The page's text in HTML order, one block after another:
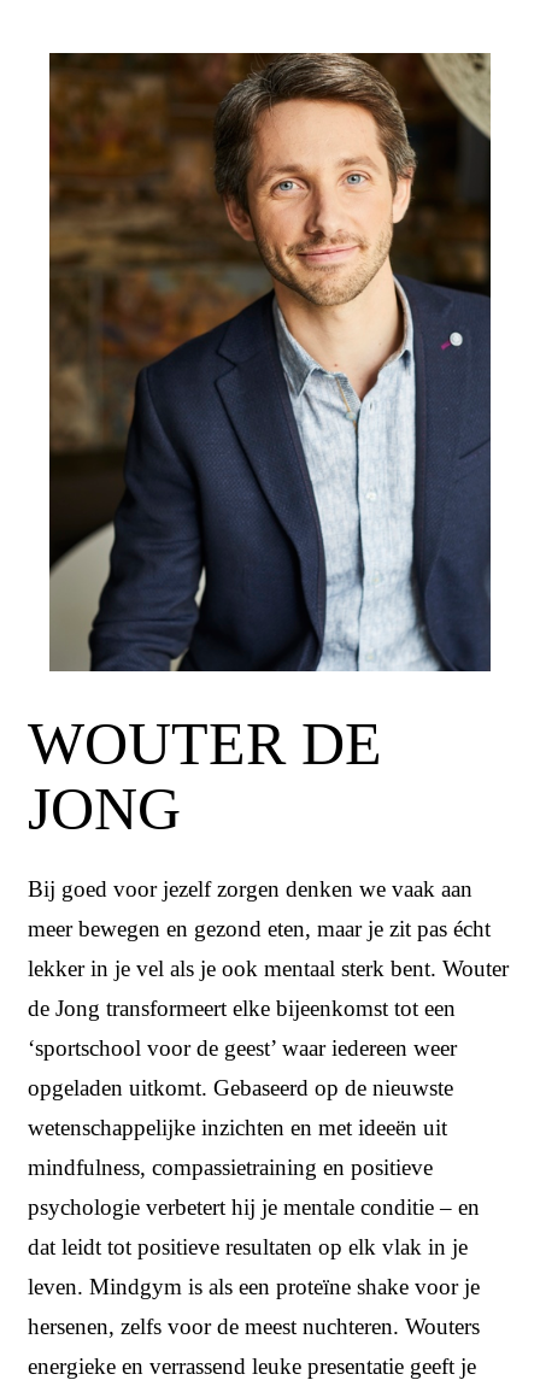
WOUTER DE
JONG
Bij goed voor jezelf zorgen denken we vaak aan
meer bewegen en gezond eten, maar je zit pas écht
lekker in je vel als je ook mentaal sterk bent. Wouter
de Jong transformeert elke bijeenkomst tot een
‘sportschool voor de geest’ waar iedereen weer
opgeladen uitkomt. Gebaseerd op de nieuwste
wetenschappelijke inzichten en met ideeën uit
mindfulness, compassietraining en positieve
psychologie verbetert hij je mentale conditie – en
dat leidt tot positieve resultaten op elk vlak in je
leven. Mindgym is als een proteïne shake voor je
hersenen, zelfs voor de meest nuchteren. Wouters
energieke en verrassend leuke presentatie geeft je